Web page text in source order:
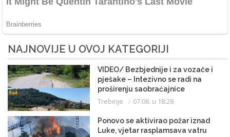
NAJNOVIJE U OVOJ KATEGORIJI
VIDEO/ Bezbjednije i za vozače i
pješake – Intezivno se radi na
proširenju saobraćajnice
Trebinje 07.08. u 18:28
Ponovo se aktivirao požar iznad
Luke, vjetar rasplamsava vatru